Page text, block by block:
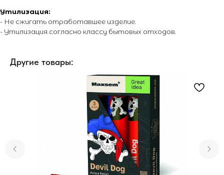
Утилизация:
- Не сжигать отработавшее изделие.
- Утилизация согласно классу бытовых отходов.
Другие товары: